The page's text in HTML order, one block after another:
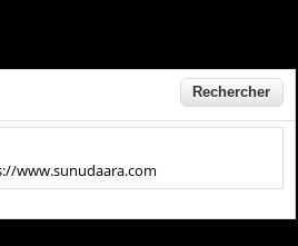
www.sunudaara.com